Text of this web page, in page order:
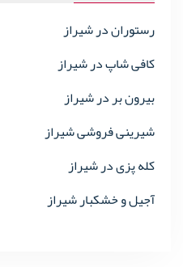
رستوران در شیراز
کافی شاپ در شیراز
بیرون بر در شیراز
شیرینی فروشی شیراز
کله پزی در شیراز
آجیل و خشکبار شیراز